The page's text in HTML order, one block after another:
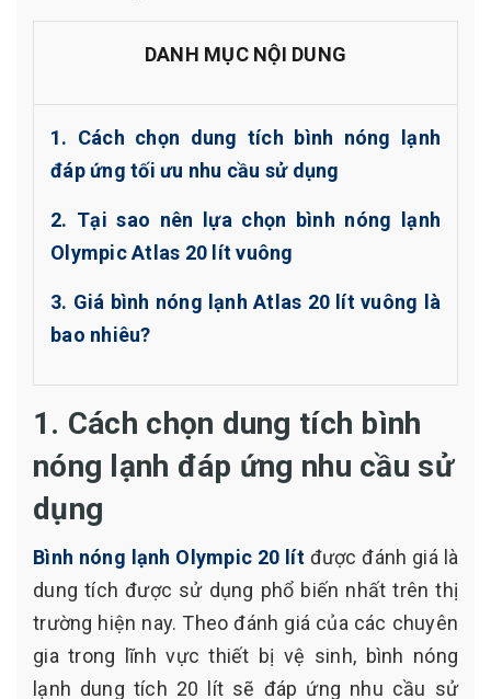
DANH MỤC NỘI DUNG
1. Cách chọn dung tích bình nóng lạnh
đáp ứng tối ưu nhu cầu sử dụng
2. Tại sao nên lựa chọn bình nóng lạnh
Olympic Atlas 20 lít vuông
3. Giá bình nóng lạnh Atlas 20 lít vuông là
bao nhiêu?
1. Cách chọn dung tích bình
nóng lạnh đáp ứng nhu cầu sử
dụng
Bình nóng lạnh Olympic 20 lít được đánh giá là
dung tích được sử dụng phổ biến nhất trên thị
trường hiện nay. Theo đánh giá của các chuyên
gia trong lĩnh vực thiết bị vệ sinh, bình nóng
lạnh dung tích 20 lít sẽ đáp ứng nhu cầu sử